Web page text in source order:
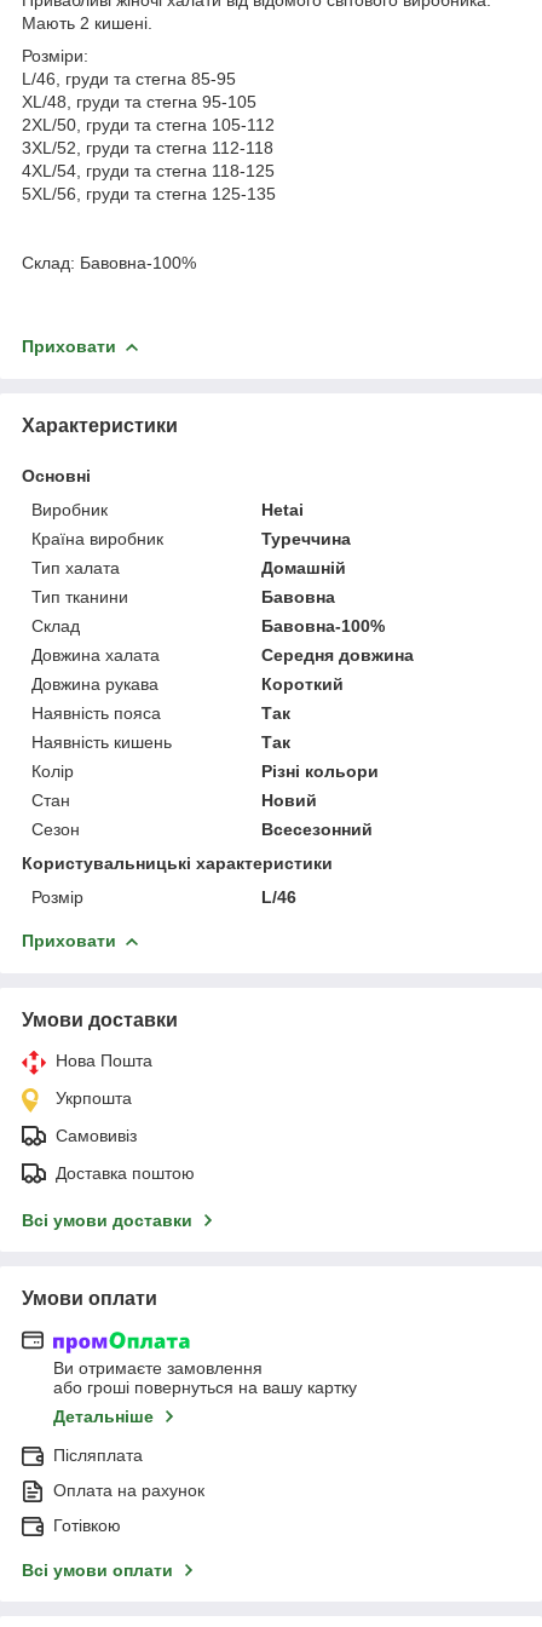
Мають 2 кишені.
Розміри:
L/46, груди та стегна 85-95
XL/48, груди та стегна 95-105
2XL/50, груди та стегна 105-112
3XL/52, груди та стегна 112-118
4XL/54, груди та стегна 118-125
5XL/56, груди та стегна 125-135
Склад: Бавовна-100%
Приховати
Характеристики
Основні
Виробник
Hetai
Країна виробник
Туреччина
Тип халата
Домашній
Тип тканини
Бавовна
Склад
Бавовна-100%
Довжина халата
Середня довжина
Довжина рукава
Короткий
Наявність пояса
Так
Наявність кишень
Так
Колір
Різні кольори
Стан
Новий
Сезон
Всесезонний
Користувальницькі характеристики
Розмір
L/46
Приховати
Умови доставки
Нова Пошта
Укрпошта
Самовивіз
Доставка поштою
Всі умови доставки
Умови оплати
Ви отримаєте замовлення
або гроші повернуться на вашу картку
Детальніше
Післяплата
Оплата на рахунок
Готівкою
Всі умови оплати